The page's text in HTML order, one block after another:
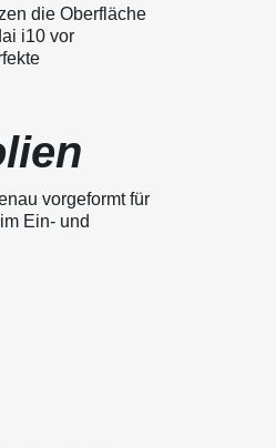
die Oberfläche
i10 vor
vorgeformt für
Ein- und